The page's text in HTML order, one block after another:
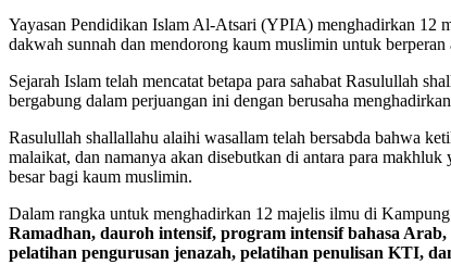
Yayasan Pendidikan Islam Al-Atsari (YPIA) menghadirkan 12
dakwah sunnah dan mendorong kaum muslimin untuk
Sejarah Islam telah mencatat betapa para sahabat Rasulullah
bergabung dalam perjuangan ini dengan berusaha
Rasulullah shallallahu alaihi wasallam telah bersabda bahwa
malaikat, dan namanya akan disebutkan di antara para
besar bagi kaum muslimin.
Dalam rangka untuk menghadirkan 12 majelis ilmu di
Ramadhan, dauroh intensif, program intensif bahasa
pelatihan pengurusan jenazah, pelatihan penulisan KTI,